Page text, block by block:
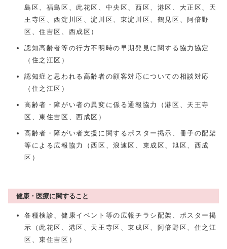
島区、福島区、此花区、中央区、西区、港区、大正区、天
王寺区、西淀川区、淀川区、東淀川区、鶴見区、阿倍野
区、住吉区、西成区）
認知高齢者等の行方不明時の早期発見に関する協力協定
（住之江区）
認知症と思われる高齢者の顧客対応についての相談対応
（住之江区）
高齢者・障がい者の異変に係る通報協力（港区、天王寺
区、東住吉区、西成区）
高齢者・障がい者支援に関するポスター掲示、冊子の配架
等による広報協力（西区、浪速区、東成区、旭区、西成
区）
健康・医療に関すること
各種検診、健康イベント等の広報チラシ配架、ポスター掲
示（此花区、港区、天王寺区、東成区、阿倍野区、住之江
区、東住吉区）